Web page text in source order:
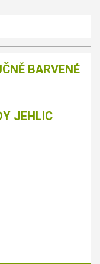
BARVENÉ
JEHLIC